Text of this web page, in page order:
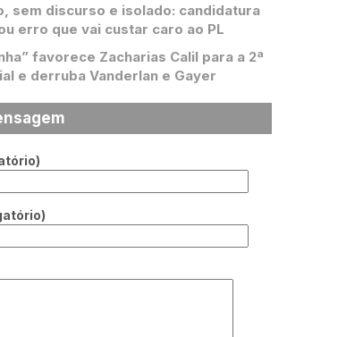
sem discurso e isolado: candidatura
erro que vai custar caro ao PL
favorece Zacharias Calil para a 2ª
e derruba Vanderlan e Gayer